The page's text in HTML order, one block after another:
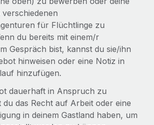
für Flüchtlinge zu
du bereits mit einem/r
Gespräch bist, kannst du sie/ihn
hinweisen oder eine Notiz in
hinzufügen.
dauerhaft in Anspruch zu
du das Recht auf Arbeit oder eine
in deinem Gastland haben, um